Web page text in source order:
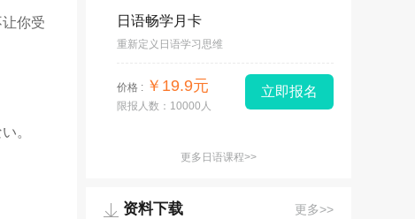
你受
。
日语畅学月卡
重新定义日语学习思维
价格 : ￥19.9元
限报人数：10000人
立即报名
更多日语课程>>
资料下载 更多>>